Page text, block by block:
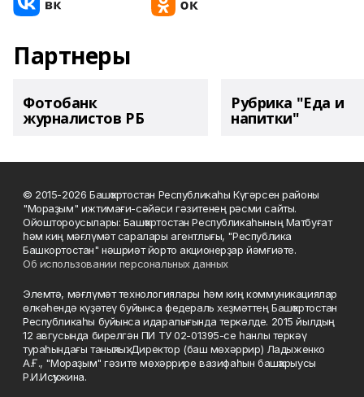
Партнеры
Фотобанк
журналистов РБ
Рубрика "Еда и
напитки"
© 2015-2026 Башҡортостан Республикаһы Күгәрсен районы
"Мораҙым" ижтимағи-сәйәси гәзитенең рәсми сайты.
Ойоштороусылары: Башҡортостан Республикаһының Матбуғат
һәм киң мәғлүмәт саралары агентлығы, "Республика
Башкортостан" нәшриәт йорто акционерҙар йәмғиәте.
Об использовании персональных данных
Элемтә, мәғлүмәт технологиялары һәм киң коммуникациялар
өлкәһендә күҙәтеү буйынса федераль хеҙмәттең Башҡортостан
Республикаһы буйынса идаралығында теркәлде. 2015 йылдың
12 авгусында бирелгән ПИ ТУ 02-01395-се һанлы теркәү
тураһындағы таныҡлыҡ. Директор (баш мөхәррир) Ладыженко
А.Ғ., "Мораҙым" гәзите мөхәррире вазифаһын башҡарыусы
Р.И.Исҡужина.